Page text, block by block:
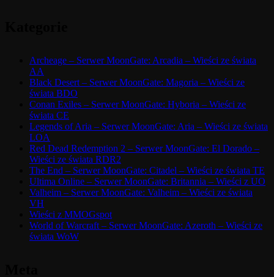
Archeage – Serwer MoonGate: Arcadia – Wieści ze świata
AA
Black Desert – Serwer MoonGate: Magoria – Wieści ze
świata BDO
Conan Exiles – Serwer MoonGate: Hyboria – Wieści ze
świata CE
Legends of Aria – Serwer MoonGate: Aria – Wieści ze świata
LOA
Red Dead Redemption 2 – Serwer MoonGate: El Dorado –
Wieści ze świata RDR2
The End – Serwer MoonGate: Citadel – Wieści ze świata TE
Ultima Online – Serwer MoonGate: Britannia – Wieści z UO
Valheim – Serwer MoonGate: Valheim – Wieści ze świata
VH
Wieści z MMOGspot
World of Warcraft – Serwer MoonGate: Azeroth – Wieści ze
świata WoW